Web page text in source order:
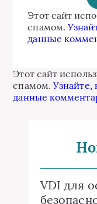
Этот сайт
спамом.
данные
Этот сайт
спамом.Узнайте,
данные
VDI для